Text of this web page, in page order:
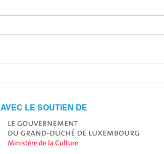
THE
AVEC LE SOUTIEN DE